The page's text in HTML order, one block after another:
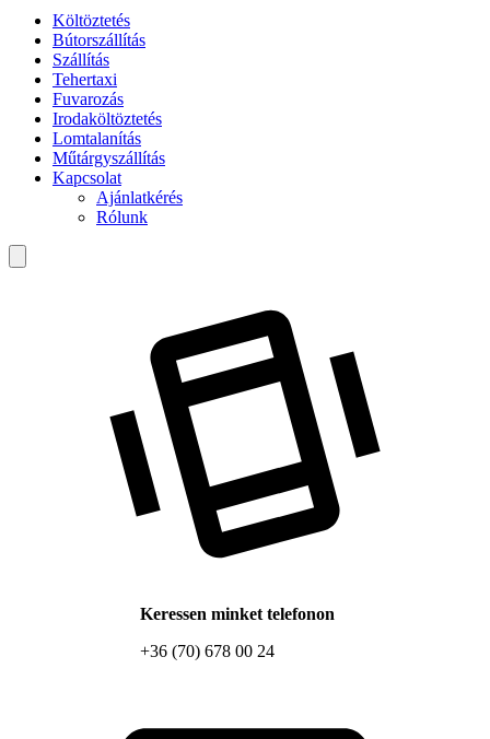
Költöztetés
Bútorszállítás
Szállítás
Tehertaxi
Fuvarozás
Irodaköltöztetés
Lomtalanítás
Műtárgyszállítás
Kapcsolat
Ajánlatkérés
Rólunk
Keressen minket telefonon
+36 (70) 678 00 24